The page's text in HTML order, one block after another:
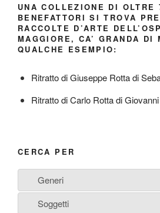
UNA COLLEZIONE DI OLTRE
BENEFATTORI SI TROVA
RACCOLTE D’ARTE
MAGGIORE, CA’ GRANDA DI
QUALCHE ESEMPIO:
Ritratto di Giuseppe Rotta di
Ritratto di Carlo Rotta di
CERCA PER
Generi
Soggetti